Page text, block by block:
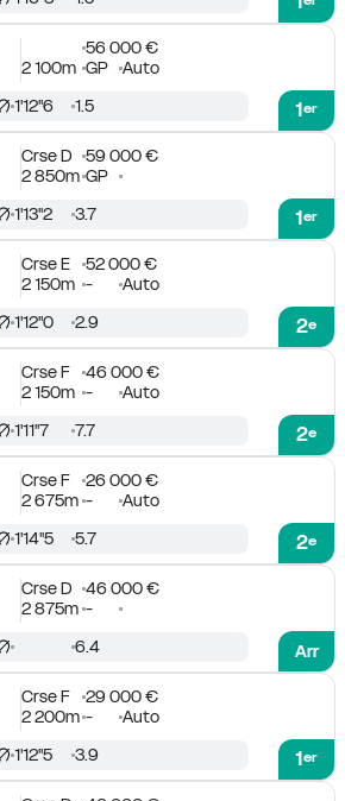
56 000 €
2 100m GP Auto
1er
1'12''6 1.5
Crse D
59 000 €
2 850m GP
1er
1'13''2 3.7
Crse E
52 000 €
2 150m - Auto
2e
1'12''0 2.9
Crse F
46 000 €
2 150m - Auto
2e
1'11''7 7.7
Crse F
26 000 €
2 675m - Auto
2e
1'14''5 5.7
Crse D
46 000 €
2 875m -
Arr
6.4
Crse F
29 000 €
2 200m - Auto
1er
1'12''5 3.9